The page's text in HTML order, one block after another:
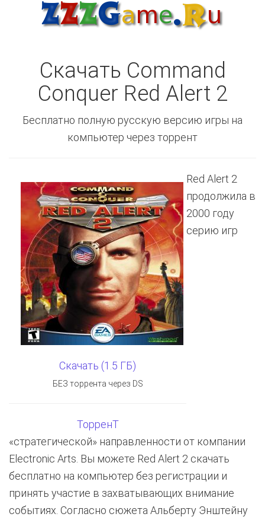
Скачать Command
Conquer Red Alert 2
Бесплатно полную русскую версию игры на
компьютер через торрент
Скачать (1.5 ГБ)
БЕЗ торрента через DS
ТорренТ
Red Alert 2
продолжила в
2000 году
серию игр
«стратегической» направленности от компании
Electronic Arts. Вы можете Red Alert 2 скачать
бесплатно на компьютер без регистрации и
принять участие в захватывающих внимание
событиях. Согласно сюжета Альберту Энштейну